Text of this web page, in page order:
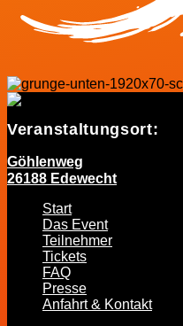
Veranstaltungsort:
Göhlenweg
26188 Edewecht
Start
Das Event
Teilnehmer
Tickets
FAQ
Presse
Anfahrt & Kontakt